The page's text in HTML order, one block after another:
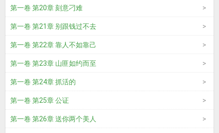
第一卷 第20章 刻意刁难
第一卷 第21章 别跟钱过不去
第一卷 第22章 靠人不如靠己
第一卷 第23章 山匪如约而至
第一卷 第24章 抓活的
第一卷 第25章 公证
第一卷 第26章 送你两个美人